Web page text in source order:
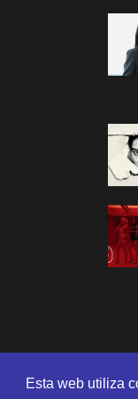
Esta web utiliza